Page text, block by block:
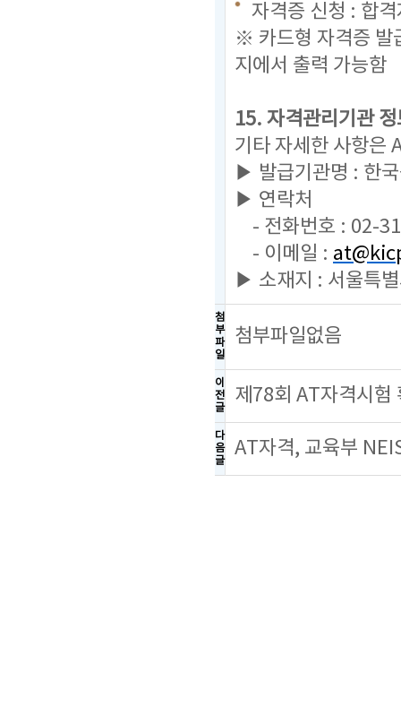
자격증 신청 : 합
※ 카드형 자격증 발
지에서 출력 가능함
15. 자격관리기관 정
기타 자세한 사항은
▶ 발급기관명 : 한
▶ 연락처
- 전화번호 : 02-
- 이메일 :
▶ 소재지 : 서울특
첨
부
파
일
첨부파일없음
이
전
글
제78회 AT자격시험
다
음
글
AT자격, 교육부